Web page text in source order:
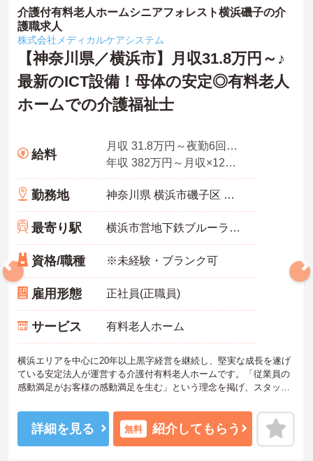
介護付有料老人ホームシニアフォレスト横浜磯子の介
護職求人
株式会社メディカルケアシステム
【神奈川県／横浜市】月収31.8万円～♪
最新のICT設備！母体の安定◎有料老人
ホームでの介護福祉士
給料
月収 31.8万円～夜勤6回想定
年収 382万円～月収×12ヶ月
勤務地 神奈川県 横浜市磯子区 丸山1-14-5
最寄り駅 横浜市営地下鉄ブルーライン(あざみ野－湘南台)「吉野町駅」徒歩17分
資格/職種 ※未経験・ブランク可
雇用形態 正社員(正職員)
サービス 有料老人ホーム
横浜エリアを中心に20年以上黒字経営を継続し、堅実な成長を遂げ
ている安定法人が運営する介護付有料老人ホームです。「従業員の
感動満足がお客様の感動満足を生む」という理念を掲げ、スタッフ
共通で「眠りスキャン」やインカム、ケア記録ソフトなどの最新ICT
機器を導入しており、業務の効率化とスタッフの身体的負担の軽減
を実現しています。介護福祉士の専門資格を高く評価する給与体系
詳細を見る 無料 紹介してもらう